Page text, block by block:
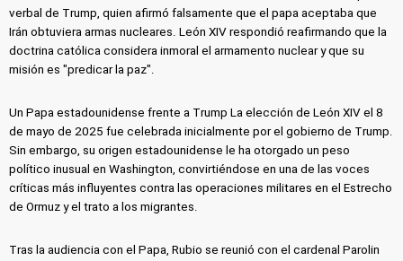
verbal de Trump, quien afirmó falsamente que el papa aceptaba que
Irán obtuviera armas nucleares. León XIV respondió reafirmando que la
doctrina católica considera inmoral el armamento nuclear y que su
misión es "predicar la paz".
Un Papa estadounidense frente a Trump La elección de León XIV el 8
de mayo de 2025 fue celebrada inicialmente por el gobierno de Trump.
Sin embargo, su origen estadounidense le ha otorgado un peso
político inusual en Washington, convirtiéndose en una de las voces
críticas más influyentes contra las operaciones militares en el Estrecho
de Ormuz y el trato a los migrantes.
Tras la audiencia con el Papa, Rubio se reunió con el cardenal Parolin